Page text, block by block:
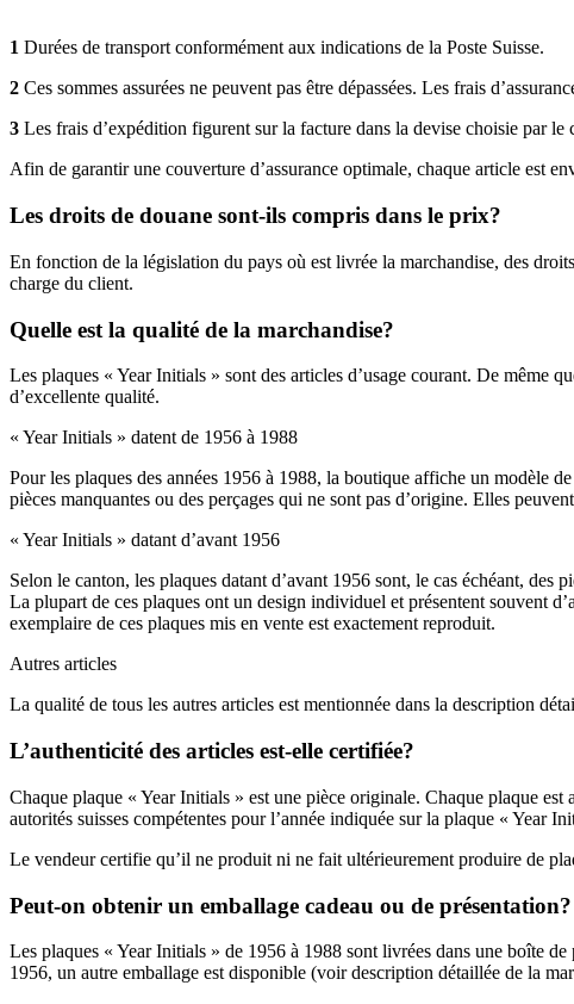
1 Durées de transport conformément aux indications de la Poste Suisse.
2 Ces sommes assurées ne peuvent pas être dépassées. Les frais
3 Les frais d’expédition figurent sur la facture dans la devise choisie par
Afin de garantir une couverture d’assurance optimale, chaque article est
Les droits de douane sont-ils compris dans le prix?
En fonction de la législation du pays où est livrée la marchandise, des
charge du client.
Quelle est la qualité de la marchandise?
Les plaques « Year Initials » sont des articles d’usage courant. De même
d’excellente qualité.
« Year Initials » datent de 1956 à 1988
Pour les plaques des années 1956 à 1988, la boutique affiche un modèle
pièces manquantes ou des perçages qui ne sont pas d’origine. Elles
« Year Initials » datant d’avant 1956
Selon le canton, les plaques datant d’avant 1956 sont, le cas échéant,
La plupart de ces plaques ont un design individuel et présentent souvent
exemplaire de ces plaques mis en vente est exactement reproduit.
Autres articles
La qualité de tous les autres articles est mentionnée dans la description
L’authenticité des articles est-elle certifiée?
Chaque plaque « Year Initials » est une pièce originale. Chaque plaque
autorités suisses compétentes pour l’année indiquée sur la plaque « Year
Le vendeur certifie qu’il ne produit ni ne fait ultérieurement produire de
Peut-on obtenir un emballage cadeau ou de présentation?
Les plaques « Year Initials » de 1956 à 1988 sont livrées dans une boîte
1956, un autre emballage est disponible (voir description détaillée de la